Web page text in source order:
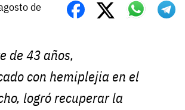
de
de 43 años,
con hemiplejia en el
logró recuperar la